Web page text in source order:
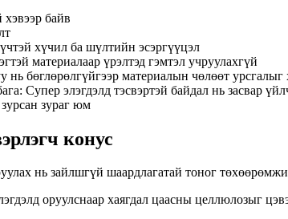
байв
хүчил ба шүлтийн эсэргүүцэл
материалаар үрэлтэд гэмтэл учруулахгүй
бөглөрөлгүйгээр материалын чөлөөт урсгалыг
Супер элэгдэлд тэсвэртэй байдал нь засвар
зураг юм
конус
нь зайлшгүй шаардлагатай тоног
оруулснаар хаягдал цаасны целлюлозыг